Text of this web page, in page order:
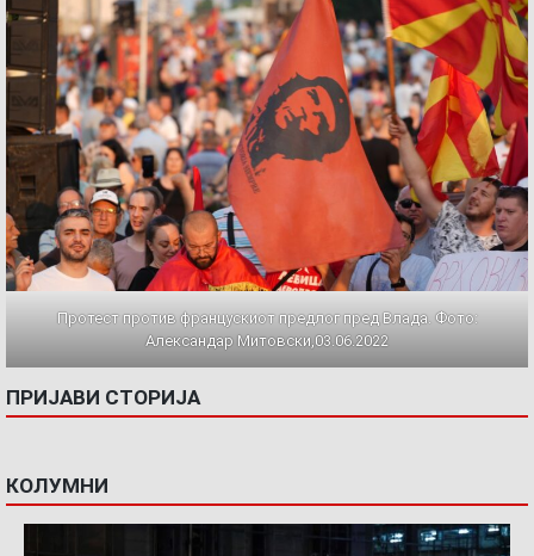
Протест против францускиот предлог пред Влада. Фото:
Александар Митовски,03.06.2022
ПРИЈАВИ СТОРИЈА
КОЛУМНИ